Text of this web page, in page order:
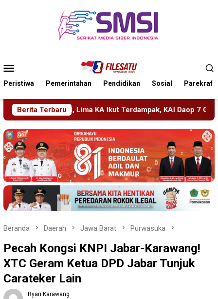
Mobile
Peristiwa Pemerintahan Pendidikan Sosial Parekraf
Berita Terbaru
KAI Daop 7 Gerak Cepat Pulihkan Layanan
Beranda Daerah Jawa Barat Purwasuka
Pecah Kongsi KNPI Jabar-Karawang!
XTC Geram Ketua DPD Jabar Tunjuk
Carateker Lain
Ryan Karawang